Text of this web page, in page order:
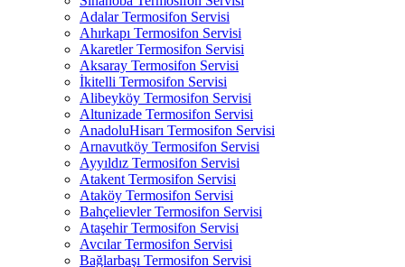
Adalar Termosifon Servisi
Ahırkapı Termosifon Servisi
Akaretler Termosifon Servisi
Aksaray Termosifon Servisi
İkitelli Termosifon Servisi
Alibeyköy Termosifon Servisi
Altunizade Termosifon Servisi
AnadoluHisarı Termosifon Servisi
Arnavutköy Termosifon Servisi
Ayyıldız Termosifon Servisi
Atakent Termosifon Servisi
Ataköy Termosifon Servisi
Bahçelievler Termosifon Servisi
Ataşehir Termosifon Servisi
Avcılar Termosifon Servisi
Bağlarbaşı Termosifon Servisi